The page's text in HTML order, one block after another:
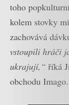
toho
kolem stovky
zachovává
vstoupili hráči
ukrajují,“ říká
obchodu Imago.